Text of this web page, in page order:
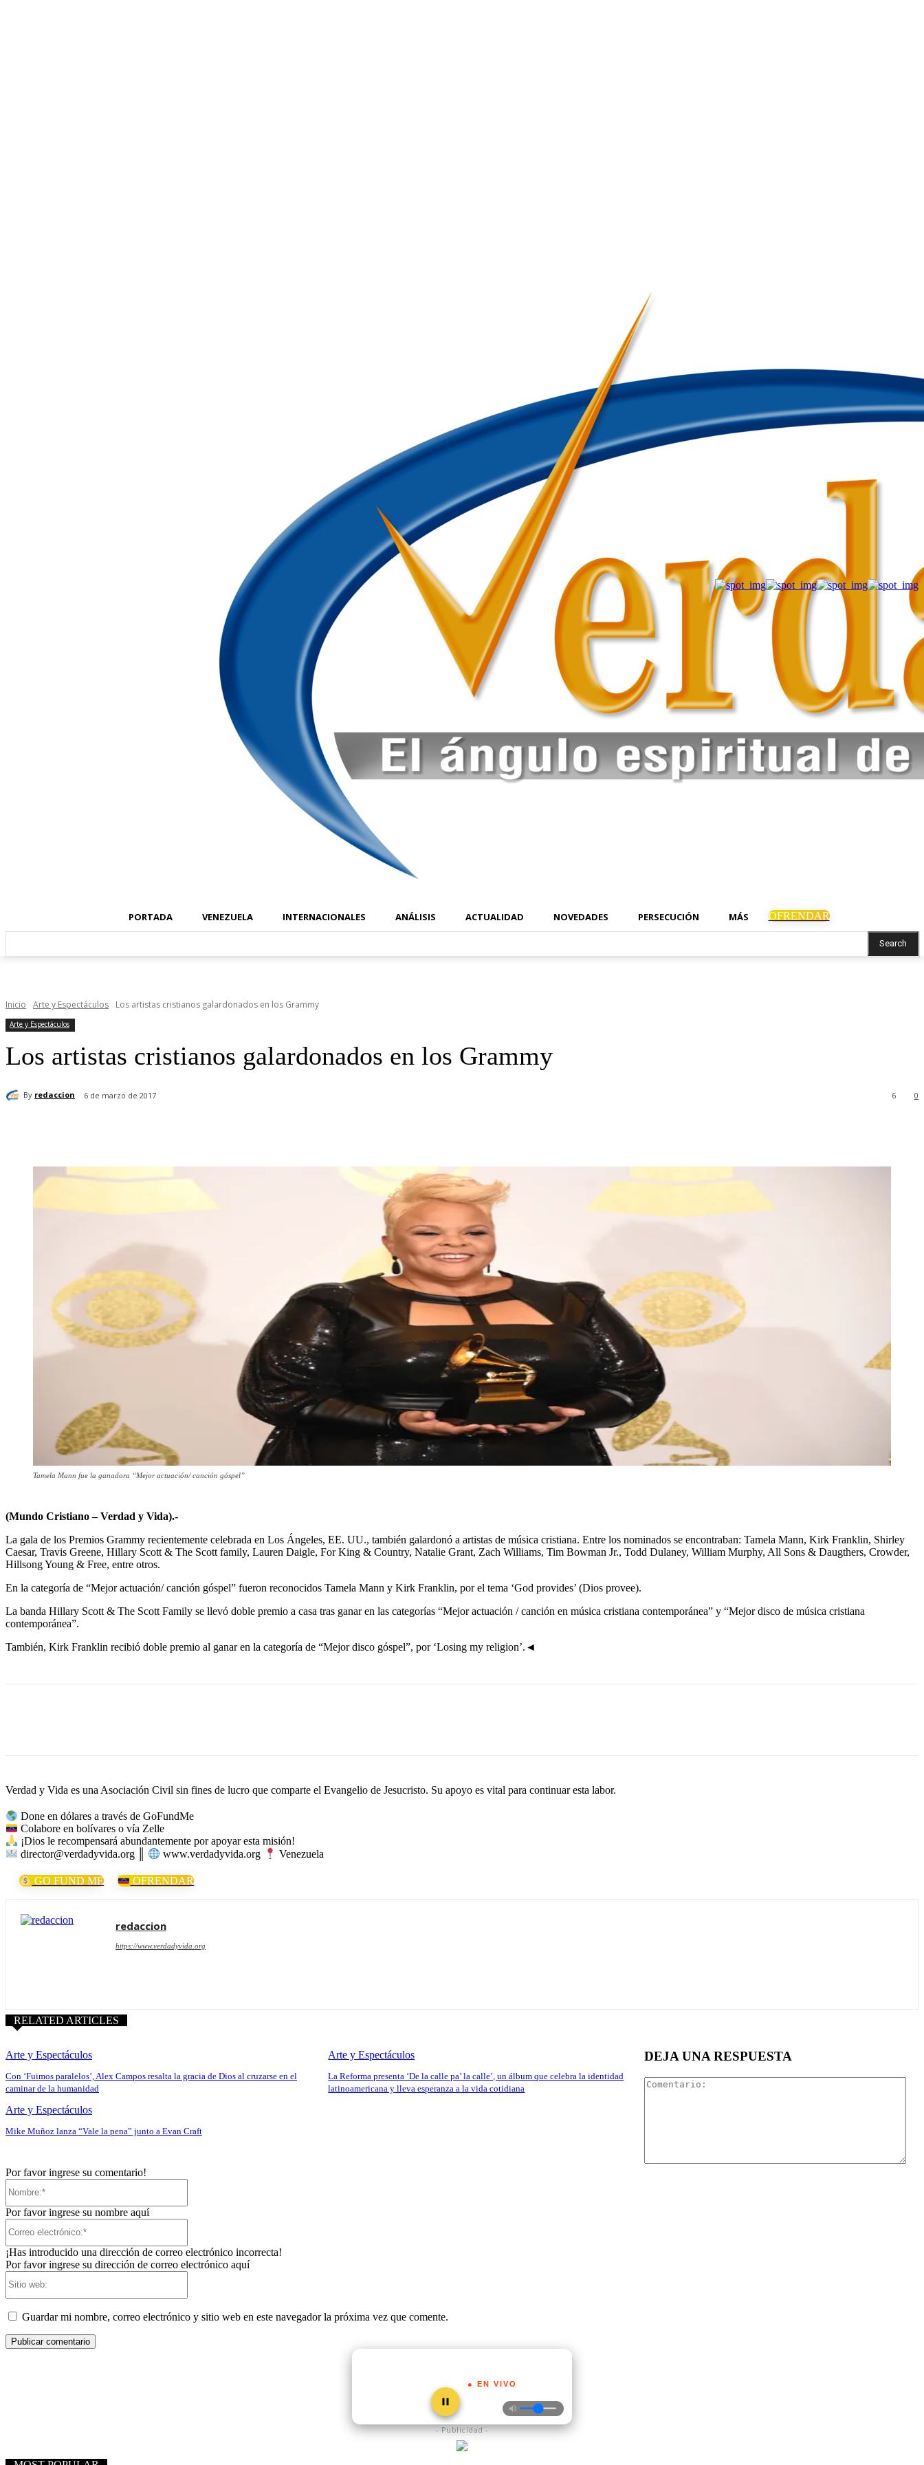
PORTADA VENEZUELA INTERNACIONALES ANÁLISIS ACTUALIDAD NOVEDADES PERSECUCIÓN MÁS OFRENDAR
Search
Inicio Arte y Espectáculos Los artistas cristianos galardonados en los Grammy
Arte y Espectáculos
Los artistas cristianos galardonados en los Grammy
By redaccion 6 de marzo de 2017 0
6
Tamela Mann fue la ganadora “Mejor actuación/ canción góspel”
(Mundo Cristiano – Verdad y Vida).-
La gala de los Premios Grammy recientemente celebrada en Los Ángeles, EE. UU., también galardonó a artistas de música cristiana. Entre los nominados se encontraban: Tamela Mann, Kirk Franklin, Shirley
Caesar, Travis Greene, Hillary Scott & The Scott family, Lauren Daigle, For King & Country, Natalie Grant, Zach Williams, Tim Bowman Jr., Todd Dulaney, William Murphy, All Sons & Daugthers, Crowder,
Hillsong Young & Free, entre otros.
En la categoría de “Mejor actuación/ canción góspel” fueron reconocidos Tamela Mann y Kirk Franklin, por el tema ‘God provides’ (Dios provee).
La banda Hillary Scott & The Scott Family se llevó doble premio a casa tras ganar en las categorías “Mejor actuación / canción en música cristiana contemporánea” y “Mejor disco de música cristiana
contemporánea”.
También, Kirk Franklin recibió doble premio al ganar en la categoría de “Mejor disco góspel”, por ‘Losing my religion’.◄
Verdad y Vida es una Asociación Civil sin fines de lucro que comparte el Evangelio de Jesucristo. Su apoyo es vital para continuar esta labor.
Done en dólares a través de GoFundMe
Colabore en bolívares o vía Zelle
¡Dios le recompensará abundantemente por apoyar esta misión!
director@verdadyvida.org ║
www.verdadyvida.org Venezuela
GO FUND ME OFRENDAR
redaccion
https://www.verdadyvida.org
RELATED ARTICLES
Arte y Espectáculos
Con ‘Fuimos paralelos’, Alex Campos resalta la gracia de Dios al cruzarse en el
caminar de la humanidad
Arte y Espectáculos
La Reforma presenta ‘De la calle pa’ la calle’, un álbum que celebra la identidad
latinoamericana y lleva esperanza a la vida cotidiana
Arte y Espectáculos
Mike Muñoz lanza “Vale la pena” junto a Evan Craft
DEJA UNA RESPUESTA
Por favor ingrese su comentario!
Por favor ingrese su nombre aquí
¡Has introducido una dirección de correo electrónico incorrecta!
Por favor ingrese su dirección de correo electrónico aquí
Guardar mi nombre, correo electrónico y sitio web en este navegador la próxima vez que comente.
● EN VIVO
- Publicidad -